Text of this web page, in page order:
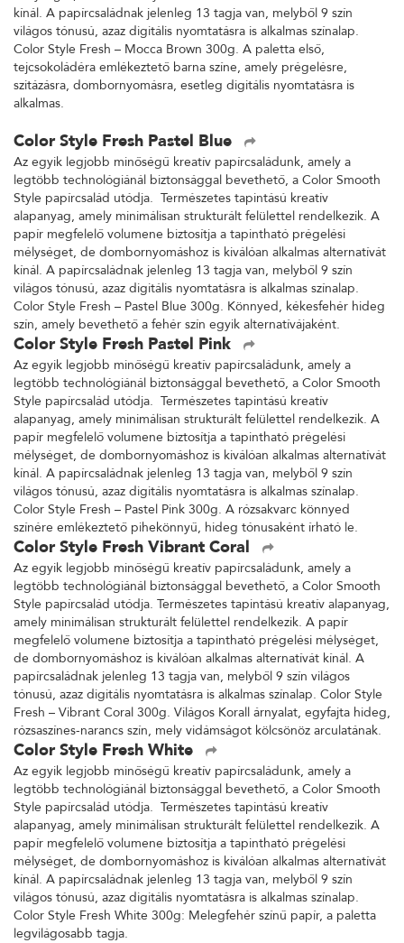
kínál. A papírcsaládnak jelenleg 13 tagja van, melyből 9 szín
világos tónusú, azaz digitális nyomtatásra is alkalmas színalap.
Color Style Fresh – Mocca Brown 300g. A paletta első,
tejcsokoládéra emlékeztető barna színe, amely prégelésre,
szitázásra, dombornyomásra, esetleg digitális nyomtatásra is
alkalmas.
Color Style Fresh Pastel Blue
Az egyik legjobb minőségű kreatív papírcsaládunk, amely a
legtöbb technológiánál biztonsággal bevethető, a Color Smooth
Style papírcsalád utódja. Természetes tapintású kreatív
alapanyag, amely minimálisan strukturált felülettel rendelkezik. A
papír megfelelő volumene biztosítja a tapintható prégelési
mélységet, de dombornyomáshoz is kiválóan alkalmas alternatívát
kínál. A papírcsaládnak jelenleg 13 tagja van, melyből 9 szín
világos tónusú, azaz digitális nyomtatásra is alkalmas színalap.
Color Style Fresh – Pastel Blue 300g. Könnyed, kékesfehér hideg
szín, amely bevethető a fehér szín egyik alternatívájaként.
Color Style Fresh Pastel Pink
Az egyik legjobb minőségű kreatív papírcsaládunk, amely a
legtöbb technológiánál biztonsággal bevethető, a Color Smooth
Style papírcsalád utódja. Természetes tapintású kreatív
alapanyag, amely minimálisan strukturált felülettel rendelkezik. A
papír megfelelő volumene biztosítja a tapintható prégelési
mélységet, de dombornyomáshoz is kiválóan alkalmas alternatívát
kínál. A papírcsaládnak jelenleg 13 tagja van, melyből 9 szín
világos tónusú, azaz digitális nyomtatásra is alkalmas színalap.
Color Style Fresh – Pastel Pink 300g. A rózsakvarc könnyed
színére emlékeztető pihekönnyű, hideg tónusaként írható le.
Color Style Fresh Vibrant Coral
Az egyik legjobb minőségű kreatív papírcsaládunk, amely a
legtöbb technológiánál biztonsággal bevethető, a Color Smooth
Style papírcsalád utódja. Természetes tapintású kreatív alapanyag,
amely minimálisan strukturált felülettel rendelkezik. A papír
megfelelő volumene biztosítja a tapintható prégelési mélységet,
de dombornyomáshoz is kiválóan alkalmas alternatívát kínál. A
papírcsaládnak jelenleg 13 tagja van, melyből 9 szín világos
tónusú, azaz digitális nyomtatásra is alkalmas színalap. Color Style
Fresh – Vibrant Coral 300g. Világos Korall árnyalat, egyfajta hideg,
rózsaszínes-narancs szín, mely vidámságot kölcsönöz arculatának.
Color Style Fresh White
Az egyik legjobb minőségű kreatív papírcsaládunk, amely a
legtöbb technológiánál biztonsággal bevethető, a Color Smooth
Style papírcsalád utódja. Természetes tapintású kreatív
alapanyag, amely minimálisan strukturált felülettel rendelkezik. A
papír megfelelő volumene biztosítja a tapintható prégelési
mélységet, de dombornyomáshoz is kiválóan alkalmas alternatívát
kínál. A papírcsaládnak jelenleg 13 tagja van, melyből 9 szín
világos tónusú, azaz digitális nyomtatásra is alkalmas színalap.
Color Style Fresh White 300g: Melegfehér színű papír, a paletta
legvilágosabb tagja.